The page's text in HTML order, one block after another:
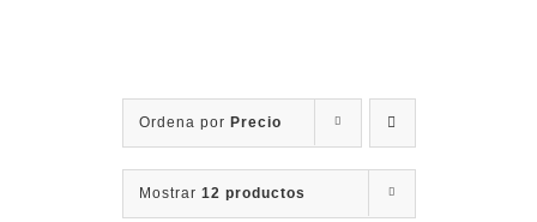
Ordena por Precio
Mostrar 12 productos